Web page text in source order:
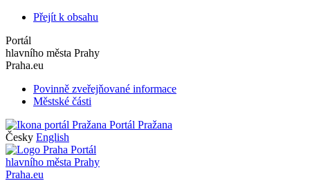
Přejít k obsahu
Portál
hlavního města Prahy
Praha.eu
Povinně zveřejňované informace
Městské části
Portál Pražana
Česky English
Portál
hlavního města Prahy
Praha.eu